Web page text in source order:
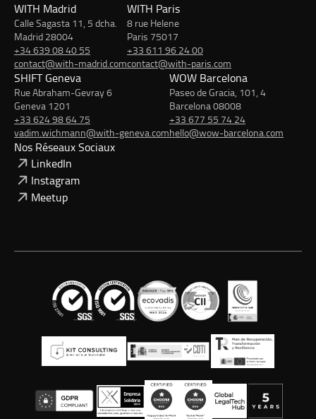
WITH Madrid
Calle Sagasta 11, 5 dcha.
Madrid 28004
+34 639 08 40 55
contact@with-madrid.com
WITH Paris
8 rue Helene
Paris 75017
+33 611 96 24 00
contact@with-paris.com
SHIFT Geneva
Rue Abraham-Gevray 6
Geneva 1201
+33 624 98 64 75
vadim.wichmann@with-geneva.com
WOW Barcelona
Paseo de Gracia, 101, 4
Barcelona 08008
+33 677 55 74 24
hello@wow-barcelona.com
Nos Réseaux Sociaux
LinkedIn
Instagram
Meetup